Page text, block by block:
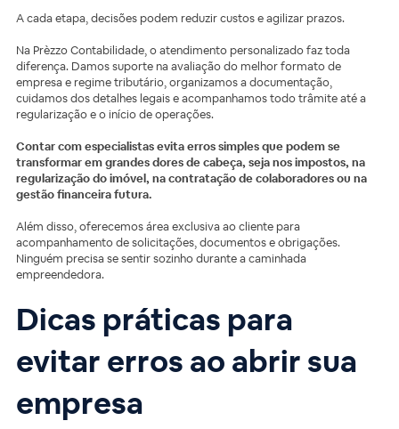
A cada etapa, decisões podem reduzir custos e agilizar prazos.
Na Prèzzo Contabilidade, o atendimento personalizado faz toda
diferença. Damos suporte na avaliação do melhor formato de
empresa e regime tributário, organizamos a documentação,
cuidamos dos detalhes legais e acompanhamos todo trâmite até a
regularização e o início de operações.
Contar com especialistas evita erros simples que podem se
transformar em grandes dores de cabeça, seja nos impostos, na
regularização do imóvel, na contratação de colaboradores ou na
gestão financeira futura.
Além disso, oferecemos área exclusiva ao cliente para
acompanhamento de solicitações, documentos e obrigações.
Ninguém precisa se sentir sozinho durante a caminhada
empreendedora.
Dicas práticas para
evitar erros ao abrir sua
empresa